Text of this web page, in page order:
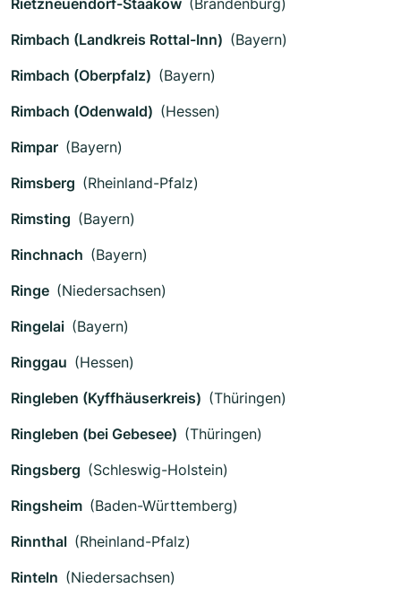
Rietzneuendorf-Staakow (Brandenburg)
Rimbach (Landkreis Rottal-Inn) (Bayern)
Rimbach (Oberpfalz) (Bayern)
Rimbach (Odenwald) (Hessen)
Rimpar (Bayern)
Rimsberg (Rheinland-Pfalz)
Rimsting (Bayern)
Rinchnach (Bayern)
Ringe (Niedersachsen)
Ringelai (Bayern)
Ringgau (Hessen)
Ringleben (Kyffhäuserkreis) (Thüringen)
Ringleben (bei Gebesee) (Thüringen)
Ringsberg (Schleswig-Holstein)
Ringsheim (Baden-Württemberg)
Rinnthal (Rheinland-Pfalz)
Rinteln (Niedersachsen)